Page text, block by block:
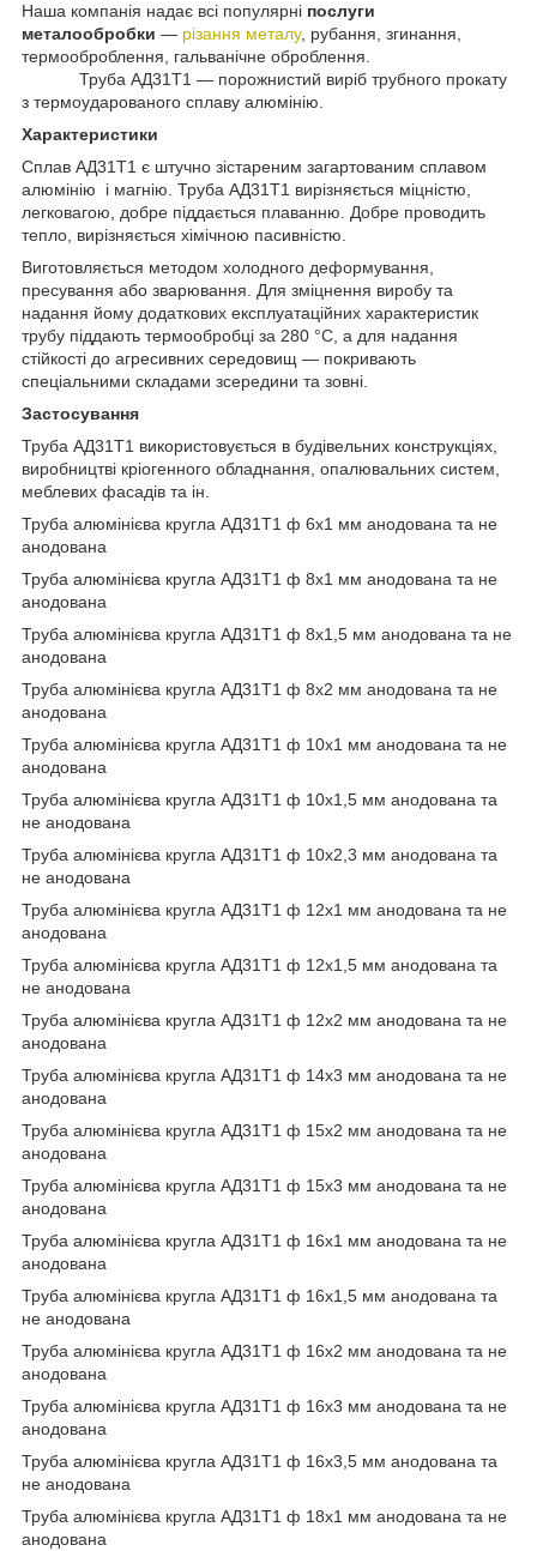
Наша компанія надає всі популярні послуги
металообробки — різання металу, рубання, згинання,
термооброблення, гальванічне оброблення.
Труба АД31Т1 — порожнистий виріб трубного прокату
з термоударованого сплаву алюмінію.
Характеристики
Сплав АД31Т1 є штучно зістареним загартованим сплавом
алюмінію і магнію. Труба АД31Т1 вирізняється міцністю,
легковагою, добре піддається плаванню. Добре проводить
тепло, вирізняється хімічною пасивністю.
Виготовляється методом холодного деформування,
пресування або зварювання. Для зміцнення виробу та
надання йому додаткових експлуатаційних характеристик
трубу піддають термообробці за 280 °C, а для надання
стійкості до агресивних середовищ — покривають
спеціальними складами зсередини та зовні.
Застосування
Труба АД31Т1 використовується в будівельних конструкціях,
виробництві кріогенного обладнання, опалювальних систем,
меблевих фасадів та ін.
Труба алюмінієва кругла АД31Т1 ф 6х1 мм анодована та не
анодована
Труба алюмінієва кругла АД31Т1 ф 8х1 мм анодована та не
анодована
Труба алюмінієва кругла АД31Т1 ф 8х1,5 мм анодована та не
анодована
Труба алюмінієва кругла АД31Т1 ф 8х2 мм анодована та не
анодована
Труба алюмінієва кругла АД31Т1 ф 10х1 мм анодована та не
анодована
Труба алюмінієва кругла АД31Т1 ф 10х1,5 мм анодована та
не анодована
Труба алюмінієва кругла АД31Т1 ф 10х2,3 мм анодована та
не анодована
Труба алюмінієва кругла АД31Т1 ф 12х1 мм анодована та не
анодована
Труба алюмінієва кругла АД31Т1 ф 12х1,5 мм анодована та
не анодована
Труба алюмінієва кругла АД31Т1 ф 12х2 мм анодована та не
анодована
Труба алюмінієва кругла АД31Т1 ф 14х3 мм анодована та не
анодована
Труба алюмінієва кругла АД31Т1 ф 15х2 мм анодована та не
анодована
Труба алюмінієва кругла АД31Т1 ф 15х3 мм анодована та не
анодована
Труба алюмінієва кругла АД31Т1 ф 16х1 мм анодована та не
анодована
Труба алюмінієва кругла АД31Т1 ф 16х1,5 мм анодована та
не анодована
Труба алюмінієва кругла АД31Т1 ф 16х2 мм анодована та не
анодована
Труба алюмінієва кругла АД31Т1 ф 16х3 мм анодована та не
анодована
Труба алюмінієва кругла АД31Т1 ф 16х3,5 мм анодована та
не анодована
Труба алюмінієва кругла АД31Т1 ф 18х1 мм анодована та не
анодована